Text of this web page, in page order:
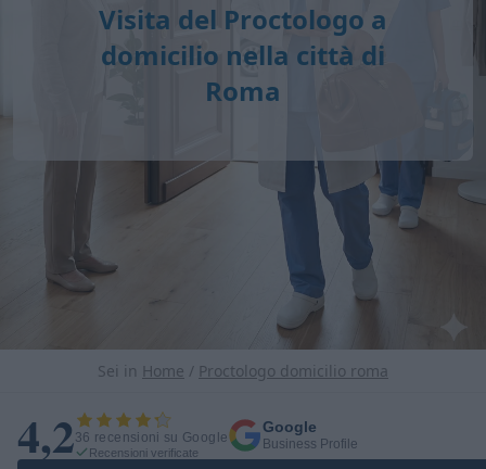
Visita del Proctologo a
domicilio nella città di
Roma
Sei in Home / Proctologo domicilio roma
4,236 recensioni su Google
Recensioni verificate
Google
Business Profile